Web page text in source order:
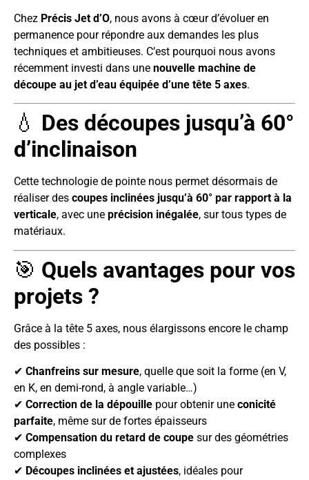
Chez Précis Jet d’O, nous avons à cœur d’évoluer en
permanence pour répondre aux demandes les plus
techniques et ambitieuses. C’est pourquoi nous avons
récemment investi dans une nouvelle machine de
découpe au jet d’eau équipée d’une tête 5 axes.
💧 Des découpes jusqu’à 60°
d’inclinaison
Cette technologie de pointe nous permet désormais de
réaliser des coupes inclinées jusqu’à 60° par rapport à la
verticale, avec une précision inégalée, sur tous types de
matériaux.
🎯 Quels avantages pour vos
projets ?
Grâce à la tête 5 axes, nous élargissons encore le champ
des possibles :
✔ Chanfreins sur mesure, quelle que soit la forme (en V,
en K, en demi-rond, à angle variable…)
✔ Correction de la dépouille pour obtenir une conicité
parfaite, même sur de fortes épaisseurs
✔ Compensation du retard de coupe sur des géométries
complexes
✔ Découpes inclinées et ajustées, idéales pour